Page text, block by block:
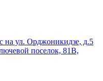
на ул. Орджоникидзе, д.5
поселок, 81В,